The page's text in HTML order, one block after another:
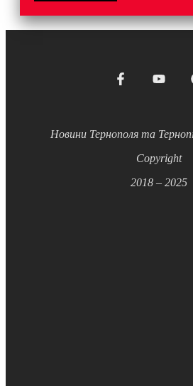
Новини Тернополя та
Copyright
2018 – 2025